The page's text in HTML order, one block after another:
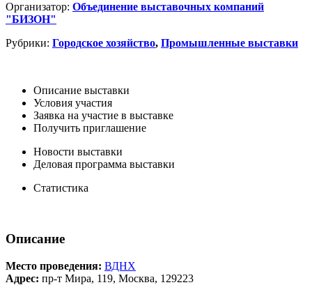
Организатор: Объединение выставочных компаний
"БИЗОН"
Рубрики: Городское хозяйство, Промышленные выставки
Описание выставки
Условия участия
Заявка на участие в выставке
Получить приглашение
Новости выставки
Деловая программа выставки
Статистика
Описание
Место проведения: ВДНХ
Адрес: пр-т Мира, 119, Москва, 129223